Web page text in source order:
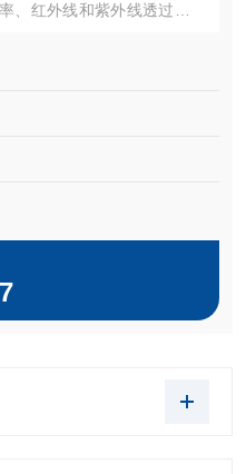
、红外线和紫外线透过率测